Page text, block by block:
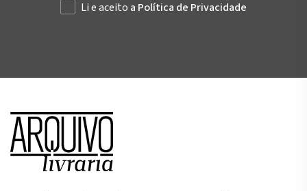
Li e aceito a Política de Privacidade